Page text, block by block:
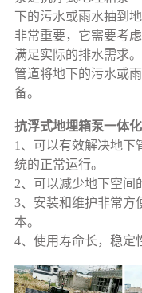
下的污水或雨水抽到
非常重要，它需要考
满足实际的排水需求
管道将地下的污水或
备。
抗浮式地埋箱泵一体
1、可以有效解决地下
统的正常运行。
2、可以减少地下空间
3、安装和维护非常方
本。
4、使用寿命长，稳定